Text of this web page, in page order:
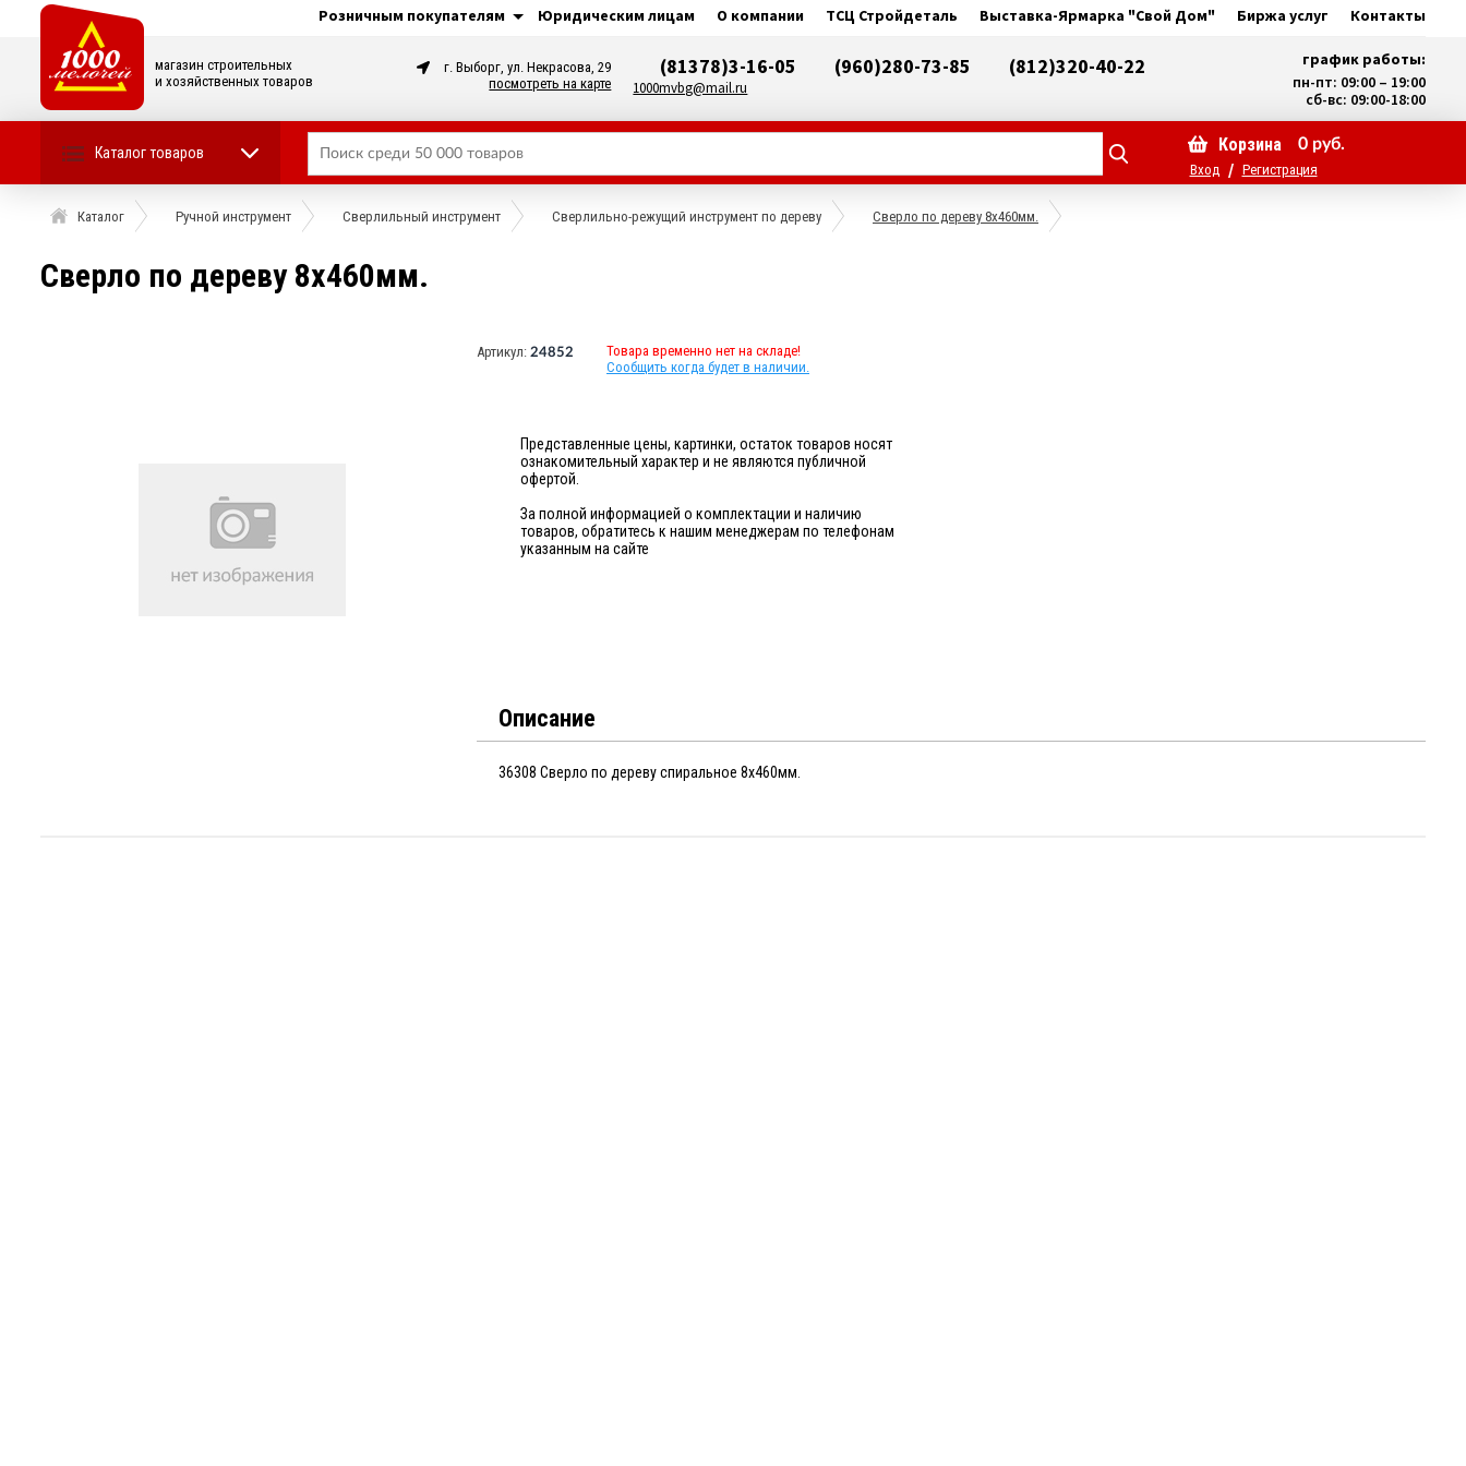
Розничным покупателям Юридическим лицам О компании ТСЦ Стройдеталь Выставка-Ярмарка "Свой Дом" Биржа услуг Контакты
магазин строительных
и хозяйственных товаров
г. Выборг, ул. Некрасова, 29
посмотреть на карте
(81378)3-16-05 (960)280-73-85 (812)320-40-22
1000mvbg@mail.ru
график работы:
пн-пт: 09:00 – 19:00
сб-вс: 09:00-18:00
Каталог товаров Корзина 0руб.
Вход / Регистрация
Каталог Ручной инструмент Сверлильный инструмент Сверлильно-режущий инструмент по дереву Сверло по дереву 8х460мм.
Сверло по дереву 8х460мм.
Артикул: 24852
Товара временно нет на складе!
Сообщить когда будет в наличии.
Представленные цены, картинки, остаток товаров носят
ознакомительный характер и не являются публичной
офертой.
За полной информацией о комплектации и наличию
товаров, обратитесь к нашим менеджерам по телефонам
указанным на сайте
Описание
36308 Сверло по дереву спиральное 8х460мм.